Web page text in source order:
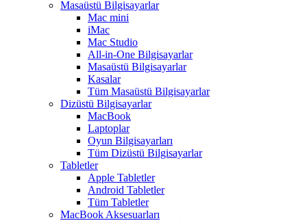
Masaüstü Bilgisayarlar
Mac mini
iMac
Mac Studio
All-in-One Bilgisayarlar
Masaüstü Bilgisayarlar
Kasalar
Tüm Masaüstü Bilgisayarlar
Dizüstü Bilgisayarlar
MacBook
Laptoplar
Oyun Bilgisayarları
Tüm Dizüstü Bilgisayarlar
Tabletler
Apple Tabletler
Android Tabletler
Tüm Tabletler
MacBook Aksesuarları